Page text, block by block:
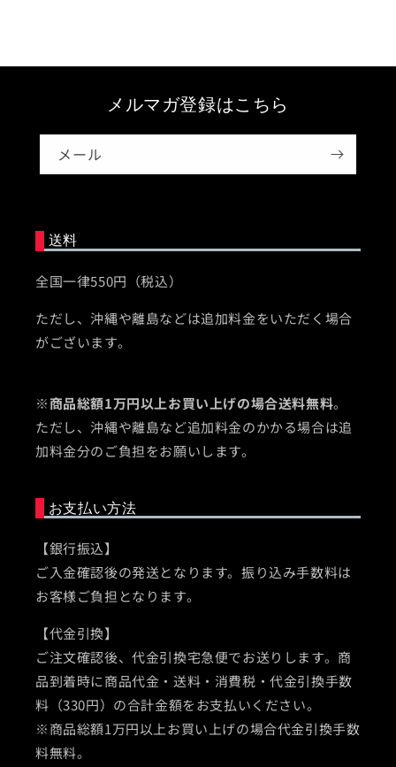
メルマガ登録はこちら
メール
送料
全国一律550円（税込）
ただし、沖縄や離島などは追加料金をいただく場合
がございます。
※商品総額1万円以上お買い上げの場合送料無料。
ただし、沖縄や離島など追加料金のかかる場合は追
加料金分のご負担をお願いします。
お支払い方法
【銀行振込】
ご入金確認後の発送となります。振り込み手数料は
お客様ご負担となります。
【代金引換】
ご注文確認後、代金引換宅急便でお送りします。商
品到着時に商品代金・送料・消費税・代金引換手数
料（330円）の合計金額をお支払いください。
※商品総額1万円以上お買い上げの場合代金引換手数
料無料。